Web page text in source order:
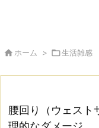
 ホーム > 生活雑感
腰回り（ウェスト